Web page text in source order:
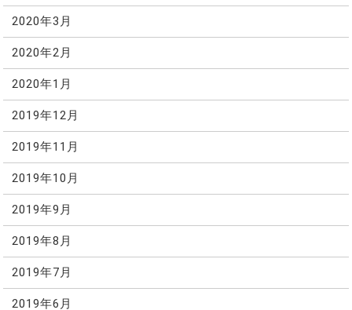
2020年3月
2020年2月
2020年1月
2019年12月
2019年11月
2019年10月
2019年9月
2019年8月
2019年7月
2019年6月